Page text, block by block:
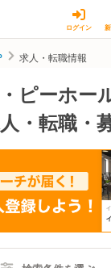
ログイン
求人・転職情報
ピーホー
・転職・